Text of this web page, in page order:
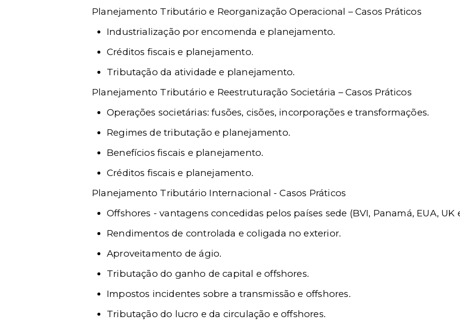
Planejamento Tributário e Reorganização Operacional – Casos Práticos
Industrialização por encomenda e planejamento.
Créditos fiscais e planejamento.
Tributação da atividade e planejamento.
Planejamento Tributário e Reestruturação Societária – Casos Práticos
Operações societárias: fusões, cisões, incorporações e transformações.
Regimes de tributação e planejamento.
Benefícios fiscais e planejamento.
Créditos fiscais e planejamento.
Planejamento Tributário Internacional - Casos Práticos
Offshores - vantagens concedidas pelos países sede (BVI, Panamá, EUA, UK
Rendimentos de controlada e coligada no exterior.
Aproveitamento de ágio.
Tributação do ganho de capital e offshores.
Impostos incidentes sobre a transmissão e offshores.
Tributação do lucro e da circulação e offshores.